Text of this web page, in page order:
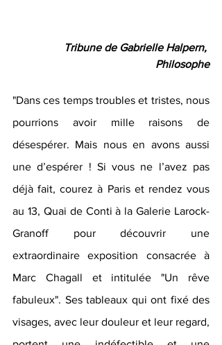
Tribune de Gabrielle Halpern,
Philosophe
"Dans ces temps troubles et tristes, nous
pourrions avoir mille raisons de
désespérer. Mais nous en avons aussi
une d’espérer ! Si vous ne l’avez pas
déjà fait, courez à Paris et rendez vous
au 13, Quai de Conti à la Galerie Larock-
Granoff pour découvrir une
extraordinaire exposition consacrée à
Marc Chagall et intitulée "Un rêve
fabuleux". Ses tableaux qui ont fixé des
visages, avec leur douleur et leur regard,